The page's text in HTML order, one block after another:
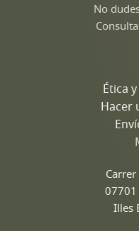
No
Ética
Hacer
Carrer
07701
Illes